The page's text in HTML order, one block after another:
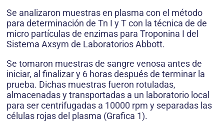
Se analizaron muestras en plasma con el método
para determinación de Tn I y T con la técnica de de
micro partículas de enzimas para Troponina I del
Sistema Axsym de Laboratorios Abbott.
Se tomaron muestras de sangre venosa antes de
iniciar, al finalizar y 6 horas después de terminar la
prueba. Dichas muestras fueron rotuladas,
almacenadas y transportadas a un laboratorio local
para ser centrifugadas a 10000 rpm y separadas las
células rojas del plasma (Grafica 1).